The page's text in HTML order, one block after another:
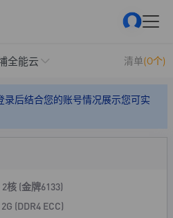
全能云 清单(0个)
录后结合您的账号情况展示您可实
核 (金牌6133)
(DDR4 ECC)